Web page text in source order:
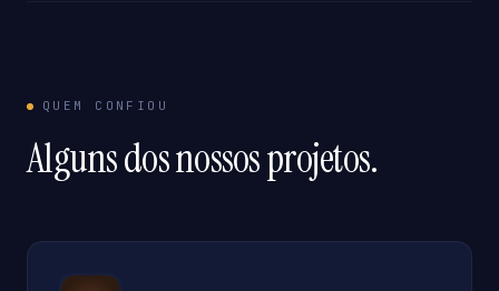
QUEM CONFIOU
Alguns dos nossos projetos.